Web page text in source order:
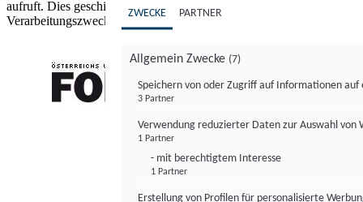
aufruft. Dies geschieht für einen oder mehrere der hier aufgeführten
Verarbeitungszwecke.
ZWECKE PARTNER
Allgemein Zwecke (7)
Speichern von oder Zugriff auf Informationen auf
3 Partner
Verwendung reduzierter Daten zur Auswahl von
1 Partner
- mit berechtigtem Interesse
1 Partner
Erstellung von Profilen für personalisierte
FONDS professionell